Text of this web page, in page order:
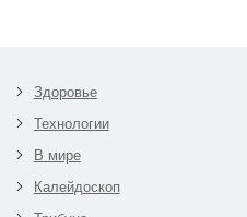
Здоровье
Технологии
В мире
Калейдоскоп